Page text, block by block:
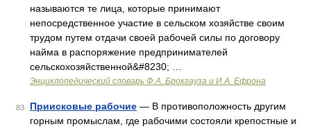
называются те лица, которые принимают
непосредственное участие в сельском хозяйстве своим
трудом путем отдачи своей рабочей силы по договору
найма в распоряжение предпринимателей
сельскохозяйственной&#8230; …
Энциклопедический словарь Ф.А. Брокгауза и И.А. Ефрона
83 Приисковые рабочие — В противоположность другим
горным промыслам, где рабочими состояли крепостные и